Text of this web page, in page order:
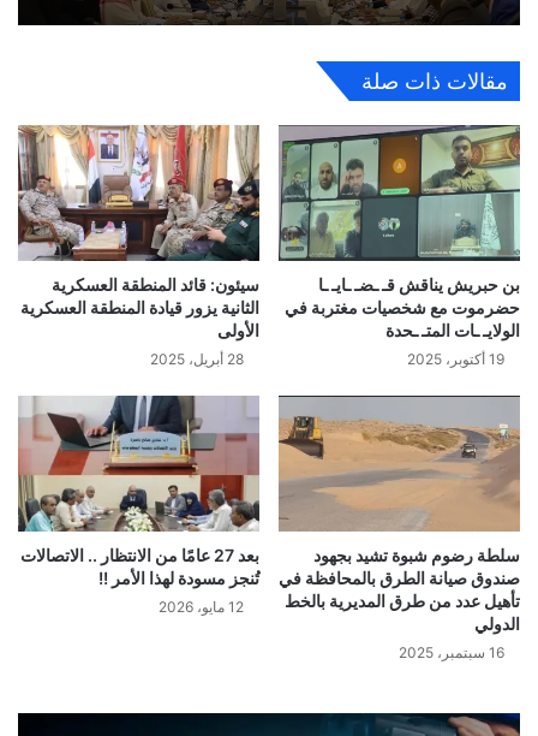
مقالات ذات صلة
بن حبريش يناقش قـ ـضـ ـايـ ـا
حضرموت مع شخصيات مغتربة في
الولايـ ـات المتـ ـحدة
19 أكتوبر، 2025
سيئون: قائد المنطقة العسكرية
الثانية يزور قيادة المنطقة العسكرية
الأولى
28 أبريل، 2025
سلطة رضوم شبوة تشيد بجهود
صندوق صيانة الطرق بالمحافظة في
تأهيل عدد من طرق المديرية بالخط
الدولي
16 سبتمبر، 2025
بعد 27 عامًا من الانتظار .. الاتصالات
تُنجز مسودة لهذا الأمر !!
12 مايو، 2026